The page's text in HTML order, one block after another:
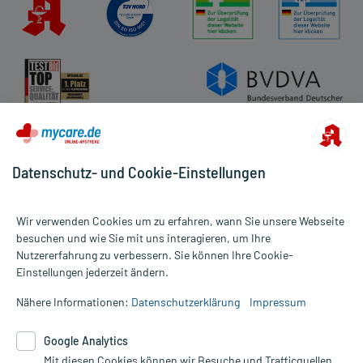
Alle Preise gelten inkl. MwSt., ggf. zzgl. Versandkosten
Informationen auf dieser Website werden ausschließlich für
die Untersuchung und Behandlung durch einen Arzt. Bitte
Therapien eingeleitet werden können. | Diese Webseite benutzt
Datenschutz- und Cookie-Einstellungen
Wir verwenden Cookies um zu erfahren, wann Sie unsere Webseite
besuchen und wie Sie mit uns interagieren, um Ihre
Nutzererfahrung zu verbessern. Sie können Ihre Cookie-
Einstellungen jederzeit ändern.
Nähere Informationen: Datenschutzerklärung Impressum
Google Analytics
Mit diesen Cookies können wir Besuche und Trafficquellen